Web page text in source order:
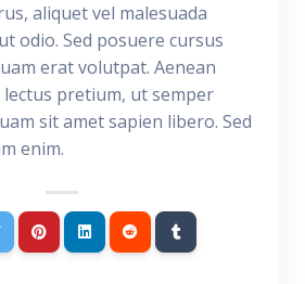
aliquet vel malesuada
odio. Sed posuere cursus
erat volutpat. Aenean
pretium, ut semper
sit amet sapien libero. Sed
enim.